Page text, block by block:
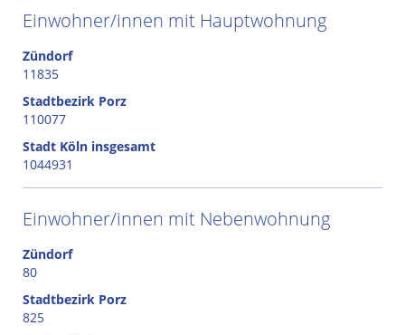
Einwohner/innen mit Hauptwohnung
Zündorf
11835
Stadtbezirk Porz
110077
Stadt Köln insgesamt
1044931
Einwohner/innen mit Nebenwohnung
Zündorf
80
Stadtbezirk Porz
825